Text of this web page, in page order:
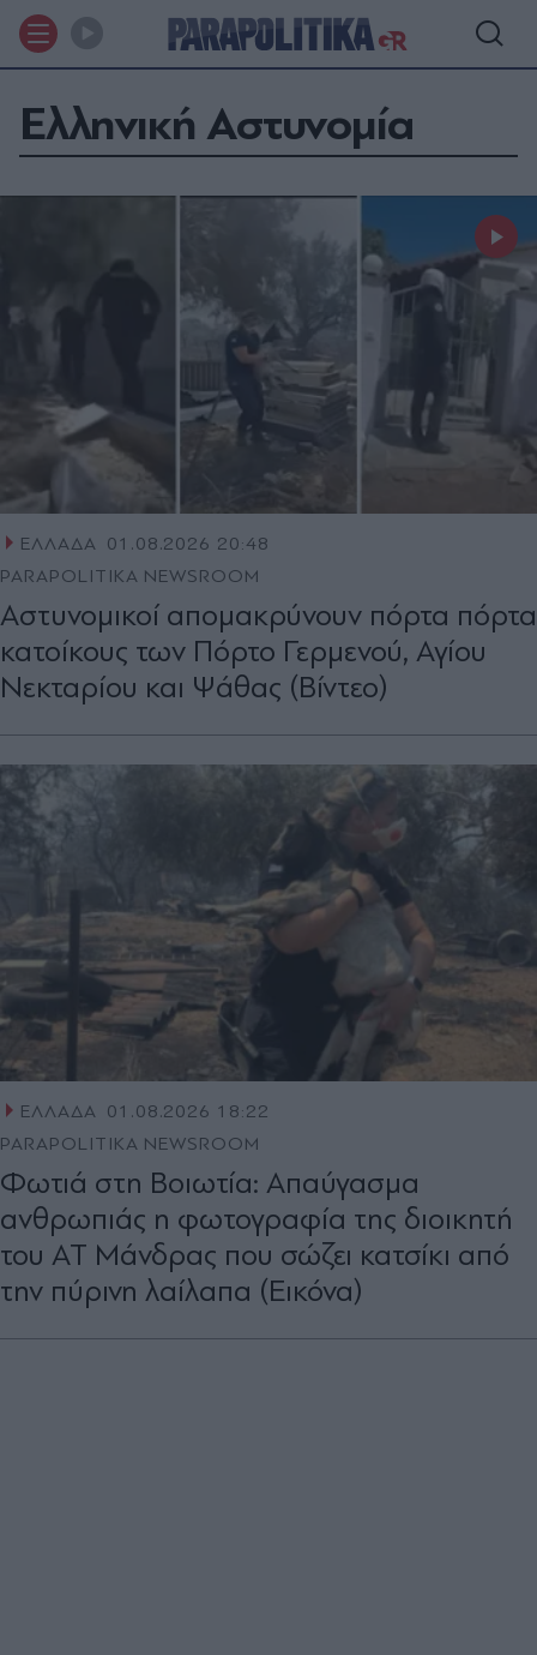
Ελληνική Αστυνομία
ΕΛΛΑΔΑ 01.08.2026 20:48
PARAPOLITIKA NEWSROOM
Αστυνομικοί απομακρύνουν πόρτα πόρτα
κατοίκους των Πόρτο Γερμενού, Αγίου
Νεκταρίου και Ψάθας (Βίντεο)
ΕΛΛΑΔΑ 01.08.2026 18:22
PARAPOLITIKA NEWSROOM
Φωτιά στη Βοιωτία: Απαύγασμα
ανθρωπιάς η φωτογραφία της διοικητή
του ΑΤ Μάνδρας που σώζει κατσίκι από
την πύρινη λαίλαπα (Εικόνα)